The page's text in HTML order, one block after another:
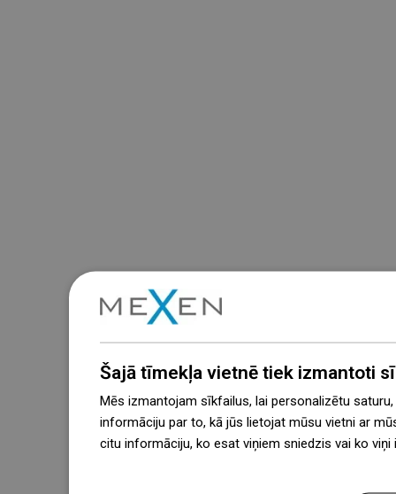
Šajā tīmekļa vietnē tiek izmantoti
Mēs izmantojam sīkfailus, lai personalizētu
informāciju par to, kā jūs lietojat mūsu vietni ar
citu informāciju, ko esat viņiem sniedzis vai ko